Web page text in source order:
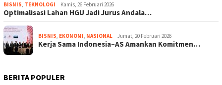
BISNIS, TEKNOLOGI Kamis, 26 Februari 2026
Optimalisasi Lahan HGU Jadi Jurus Andala…
BISNIS, EKONOMI, NASIONAL Jumat, 20 Februari 2026
Kerja Sama Indonesia–AS Amankan Komitmen…
BERITA POPULER